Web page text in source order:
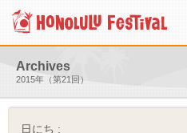
Archives
2015年（第21回）
日にち :